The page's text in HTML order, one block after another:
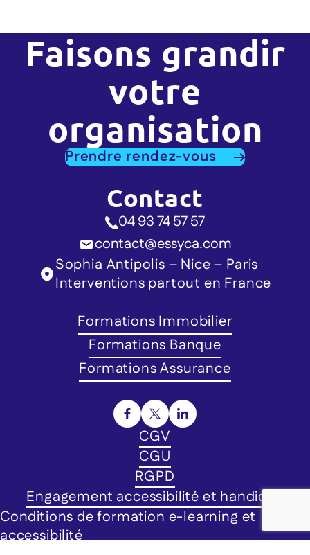
Faisons grandir
votre
organisation
Prendre rendez-vous
Contact
04 93 74 57 57
contact@essyca.com
Sophia Antipolis – Nice – Paris
Interventions partout en France
Formations Immobilier
Formations Banque
Formations Assurance
CGV
CGU
RGPD
Engagement accessibilité et handicap
Conditions de formation e-learning et
accessibilité